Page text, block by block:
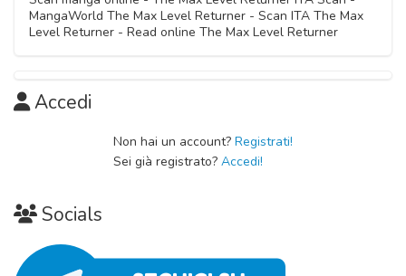
MangaWorld The Max Level Returner - Scan ITA The Max
Level Returner - Read online The Max Level Returner
Accedi
Non hai un account? Registrati!
Sei già registrato? Accedi!
Socials